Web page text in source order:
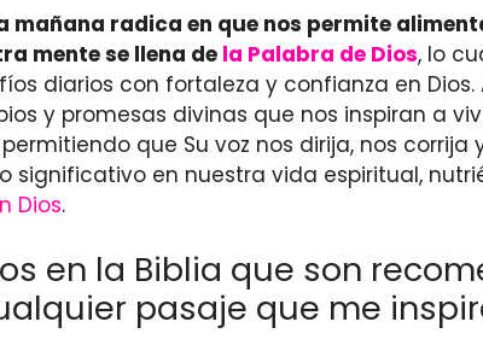
mañana radica en que nos permite
mente se llena de la Palabra de Dios, lo
diarios con fortaleza y confianza en Dios.
y promesas divinas que nos inspiran a
permitiendo que Su voz nos dirija, nos
en nuestra vida espiritual,
Dios.
en la Biblia que son
pasaje que me